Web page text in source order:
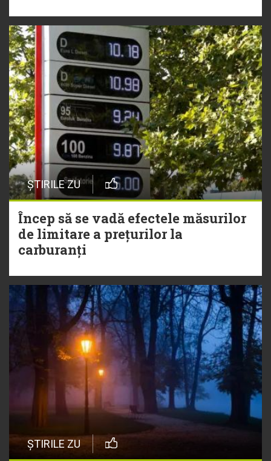
ȘTIRILE ZU
Încep să se vadă efectele măsurilor
de limitare a prețurilor la
carburanți
ȘTIRILE ZU